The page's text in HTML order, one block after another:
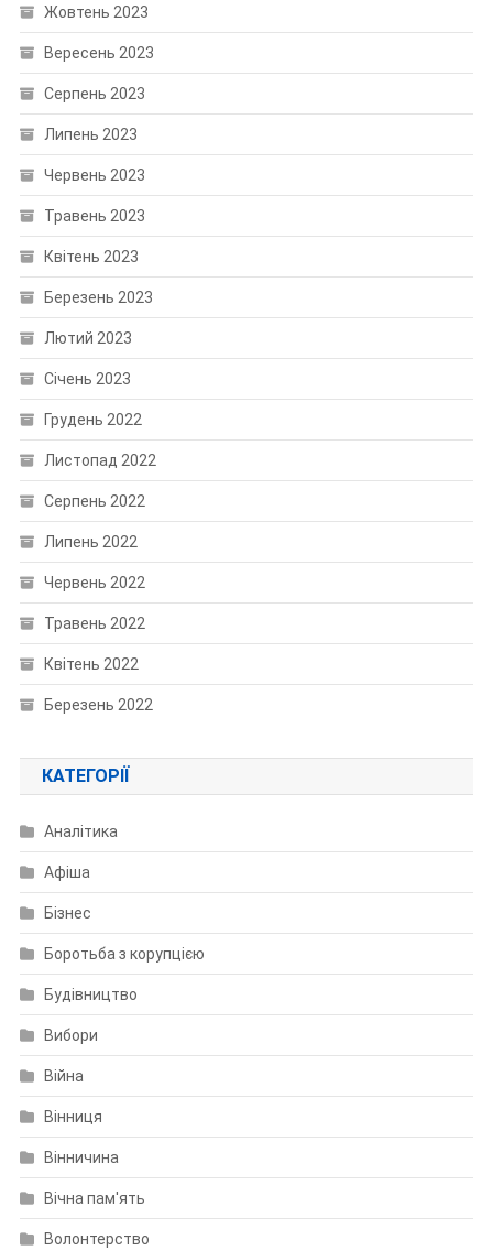
Жовтень 2023
Вересень 2023
Серпень 2023
Липень 2023
Червень 2023
Травень 2023
Квітень 2023
Березень 2023
Лютий 2023
Січень 2023
Грудень 2022
Листопад 2022
Серпень 2022
Липень 2022
Червень 2022
Травень 2022
Квітень 2022
Березень 2022
КАТЕГОРІЇ
Аналітика
Афіша
Бізнес
Боротьба з корупцією
Будівництво
Вибори
Війна
Вінниця
Вінничина
Вічна пам'ять
Волонтерство